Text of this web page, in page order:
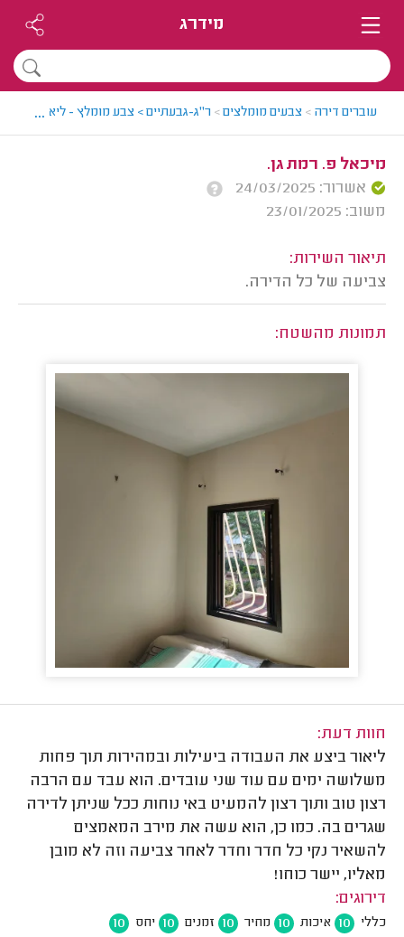
מידרג
עוברים דירה > צבעים מומלצים> ר"ג-גבעתיים > צבע מומלץ - ליאור>...
מיכאל פ. רמת גן.
אשרור: 24/03/2025
משוב: 23/01/2025
תיאור השירות:
צביעה של כל הדירה.
תמונות מהשטח:
חוות דעת:
ליאור ביצע את העבודה ביעילות ובמהירות תוך פחות
משלושה ימים עם עוד שני עובדים. הוא עבד עם הרבה
רצון טוב ותוך רצון להמעיט באי נוחות ככל שניתן לדירה
שגרים בה. כמו כן, הוא עשה את מירב המאמצים
להשאיר נקי כל חדר וחדר לאחר צביעה וזה לא מובן
מאליו, יישר כוחו!
דירוגים:
כללי 10 איכות 10 מחיר 10 זמנים 10 יחס 10